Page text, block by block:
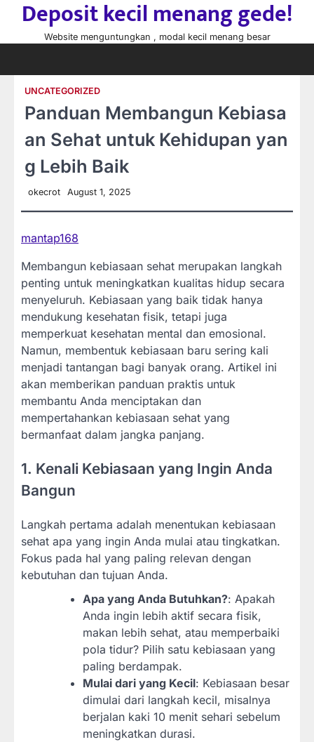
content
Deposit kecil menang gede!
Website menguntungkan , modal kecil menang besar
UNCATEGORIZED
Panduan Membangun Kebiasa
an Sehat untuk Kehidupan yan
g Lebih Baik
okecrot August 1, 2025
mantap168
Membangun kebiasaan sehat merupakan langkah
penting untuk meningkatkan kualitas hidup secara
menyeluruh. Kebiasaan yang baik tidak hanya
mendukung kesehatan fisik, tetapi juga
memperkuat kesehatan mental dan emosional.
Namun, membentuk kebiasaan baru sering kali
menjadi tantangan bagi banyak orang. Artikel ini
akan memberikan panduan praktis untuk
membantu Anda menciptakan dan
mempertahankan kebiasaan sehat yang
bermanfaat dalam jangka panjang.
1. Kenali Kebiasaan yang Ingin Anda
Bangun
Langkah pertama adalah menentukan kebiasaan
sehat apa yang ingin Anda mulai atau tingkatkan.
Fokus pada hal yang paling relevan dengan
kebutuhan dan tujuan Anda.
Apa yang Anda Butuhkan?: Apakah
Anda ingin lebih aktif secara fisik,
makan lebih sehat, atau memperbaiki
pola tidur? Pilih satu kebiasaan yang
paling berdampak.
Mulai dari yang Kecil: Kebiasaan besar
dimulai dari langkah kecil, misalnya
berjalan kaki 10 menit sehari sebelum
meningkatkan durasi.